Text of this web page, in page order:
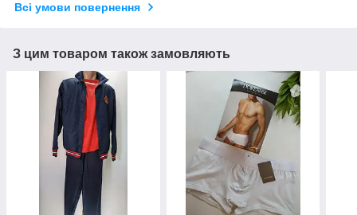
Всі умови повернення
З цим товаром також замовляють